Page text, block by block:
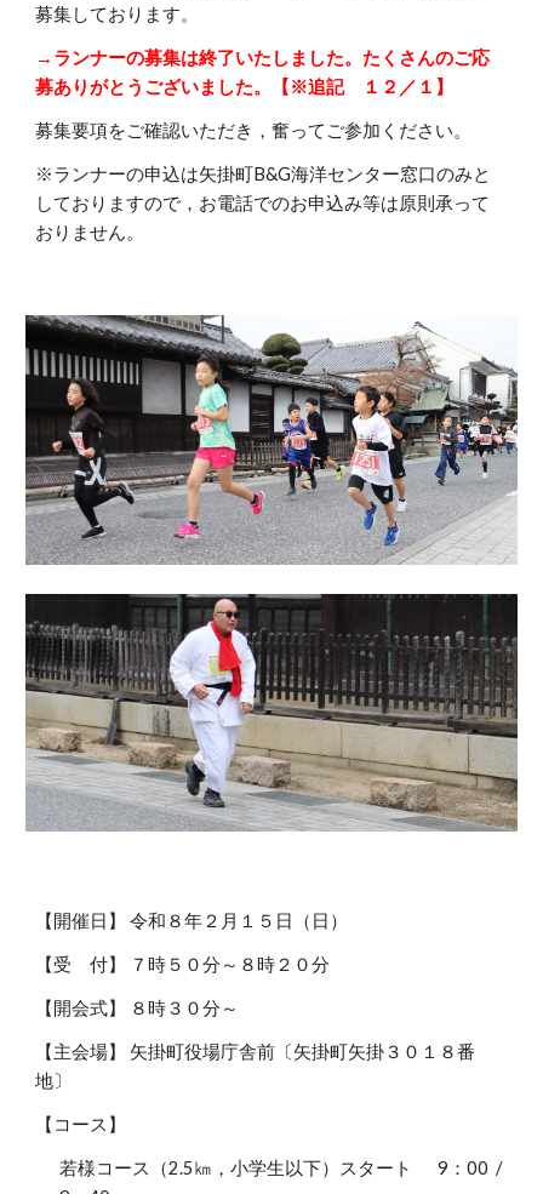
募集しております。
→ ランナーの募集は終了いたしました。たくさんのご応
募ありがとうございました。【※追記 １２／１】
募集要項をご確認いただき，奮ってご参加ください。
※ランナーの申込は矢掛町B&G海洋センター窓口のみと
しておりますので，お電話でのお申込み等は原則承って
おりません。
【開催日 】令和８年２月１５日（日）
【受 付】 ７時５０分～８時２０分
【開会式】 ８時３０分～
【主会場】
矢掛町役場庁舎前〔矢掛町矢掛３０１８番
地〕
【 コース 】
若様コース（2.5㎞，小学生以下）スタート 9：00 /